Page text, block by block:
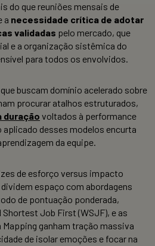
do que reuniões mensais de
a necessidade crítica de adotar
validadas pelo mercado, que
e a organização sistêmica do
para todos os envolvidos.
buscam domínio acelerado sobre
procurar atalhos estruturados,
duração voltados à performance
desses modelos encurta
da equipe.
de esforço versus impacto
espaço com abordagens
de pontuação ponderada,
Job First (WSJF), e as
Mapping ganham tração massiva
de isolar emoções e focar na